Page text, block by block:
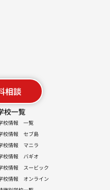
相談
校一覧
校情報 一覧
校情報 セブ島
校情報 マニラ
校情報 バギオ
校情報 スービック
校情報 オンライン